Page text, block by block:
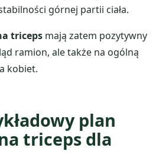
górnej partii ciała.
triceps mają zatem pozytywny
ramion, ale także na ogólną
kobiet.
plan
triceps dla